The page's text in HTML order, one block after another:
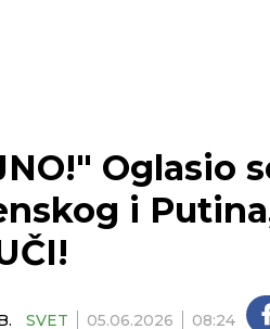
Oglasio
i
SVET 05.06.2026 08:24